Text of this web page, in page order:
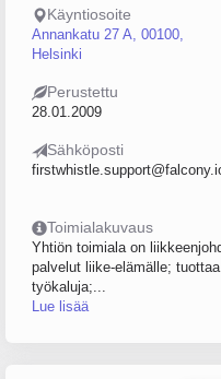
Käyntiosoite
Annankatu 27 A, 00100,
Helsinki
Perustettu
28.01.2009
Sähköposti
Toimialakuvaus
Yhtiön toimiala on
palvelut liike-elämälle;
työkaluja;...
Lue lisää